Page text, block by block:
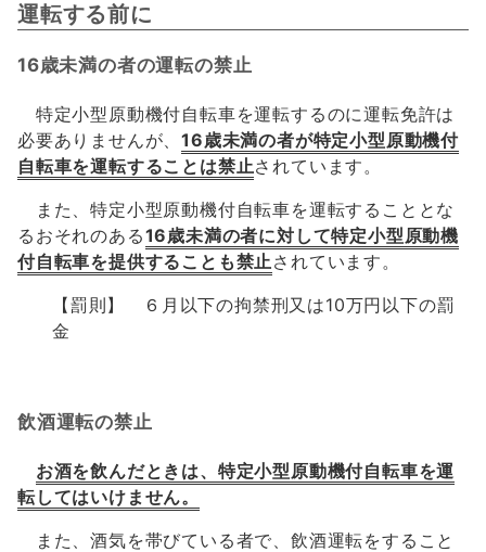
運転する前に
16歳未満の者の運転の禁止
特定小型原動機付自転車を運転するのに運転免許は
必要ありませんが、16歳未満の者が特定小型原動機付
自転車を運転することは禁止されています。
また、特定小型原動機付自転車を運転することとな
るおそれのある16歳未満の者に対して特定小型原動機
付自転車を提供することも禁止されています。
【罰則】 ６月以下の拘禁刑又は10万円以下の罰
金
飲酒運転の禁止
お酒を飲んだときは、特定小型原動機付自転車を運
転してはいけません。
また、酒気を帯びている者で、飲酒運転をすること